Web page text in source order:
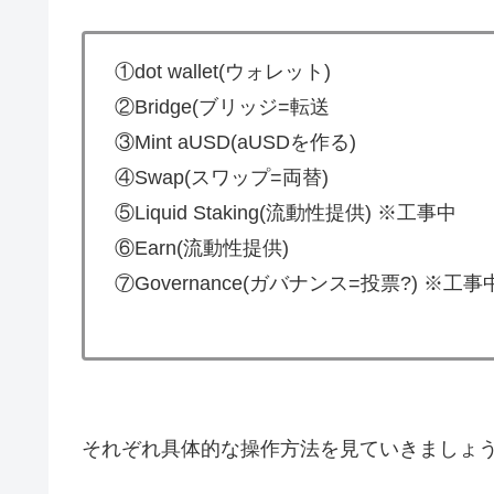
①dot wallet(ウォレット)
②Bridge(ブリッジ=転送
③Mint aUSD(aUSDを作る)
④Swap(スワップ=両替)
⑤Liquid Staking(流動性提供) ※工事中
⑥Earn(流動性提供)
⑦Governance(ガバナンス=投票?) ※工事
それぞれ具体的な操作方法を見ていきましょ